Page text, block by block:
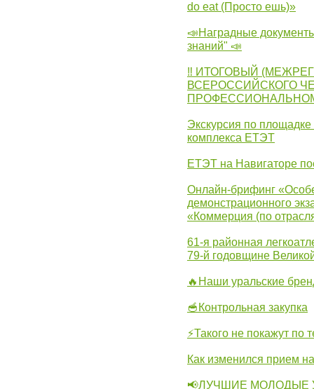
do eat (Просто ешь)»
📣Наградные
знаний" 📣
‼ ИТОГОВЫЙ
ВСЕРОССИЙСКОГО
Экскурсия по
комплекса ЕТЭТ
ЕТЭТ на Навигаторе
Онлайн-брифинг
демонстрационного
«Коммерция (по
61-я районная
79-й годовщине
🔥Наши уральские
🥣Контрольная закупка
⚡Такого не покажут по
Как изменился прием
📢ЛУЧШИЕ МОЛОДЫЕ